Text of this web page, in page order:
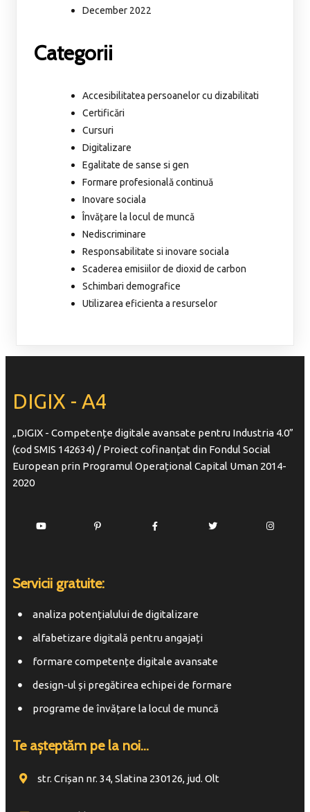
December 2022
Categorii
Accesibilitatea persoanelor cu dizabilitati
Certificări
Cursuri
Digitalizare
Egalitate de sanse si gen
Formare profesională continuă
Inovare sociala
Învățare la locul de muncă
Nediscriminare
Responsabilitate si inovare sociala
Scaderea emisiilor de dioxid de carbon
Schimbari demografice
Utilizarea eficienta a resurselor
DIGIX - A4
„DIGIX - Competențe digitale avansate pentru Industria 4.0”
(cod SMIS 142634) / Proiect cofinanțat din Fondul Social
European prin Programul Operațional Capital Uman 2014-
2020
Servicii gratuite:
analiza potențialului de digitalizare
alfabetizare digitală pentru angajați
formare competențe digitale avansate
design-ul și pregătirea echipei de formare
programe de învățare la locul de muncă
Te așteptăm pe la noi...
str. Crișan nr. 34, Slatina 230126, jud. Olt